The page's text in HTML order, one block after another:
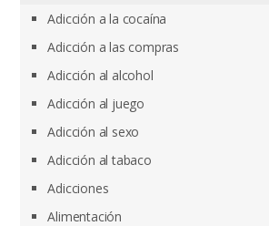
Adicción a la cocaína
Adicción a las compras
Adicción al alcohol
Adicción al juego
Adicción al sexo
Adicción al tabaco
Adicciones
Alimentación